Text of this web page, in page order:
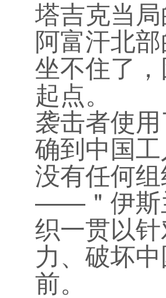
塔吉克当
阿富汗北
坐不住了
起点。
袭击者使
确到中国
没有任何
——＂伊斯
织一贯以
力、破坏
前。